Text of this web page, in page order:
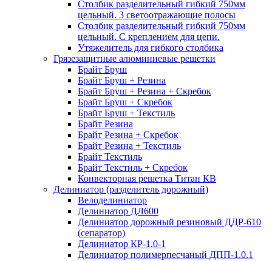
Столбик разделительный гибкий 750мм
цельный. 3 светоотражающие полосы
Столбик разделительный гибкий 750мм
цельный. С креплением для цепи.
Утяжелитель для гибкого столбика
Грязезащитные алюминиевые решетки
Брайт Бруш
Брайт Бруш + Резина
Брайт Бруш + Резина + Скребок
Брайт Бруш + Скребок
Брайт Бруш + Текстиль
Брайт Резина
Брайт Резина + Скребок
Брайт Резина + Текстиль
Брайт Текстиль
Брайт Текстиль + Скребок
Конвекторная решетка Титан КВ
Делиниатор (разделитель дорожный)
Велоделиниатор
Делиниатор ДЛ600
Делиниатор дорожный резиновый ДДР-610
(сепаратор)
Делиниатор КР-1,0-1
Делиниатор полимерпесчаный ДПП-1.0.1